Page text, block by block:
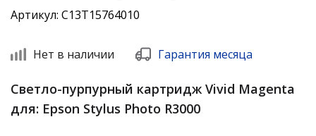
Артикул: C13T15764010
Нет в наличии Гарантия месяца
Светло-пурпурный картридж Vivid Magenta
для: Epson Stylus Photo R3000